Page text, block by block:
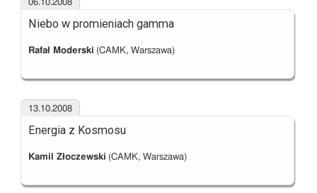
06.10.2008
Niebo w promieniach gamma
Rafał Moderski (CAMK, Warszawa)
13.10.2008
Energia z Kosmosu
Kamil Złoczewski (CAMK, Warszawa)